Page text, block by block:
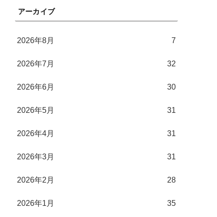
アーカイブ
2026年8月 7
2026年7月 32
2026年6月 30
2026年5月 31
2026年4月 31
2026年3月 31
2026年2月 28
2026年1月 35